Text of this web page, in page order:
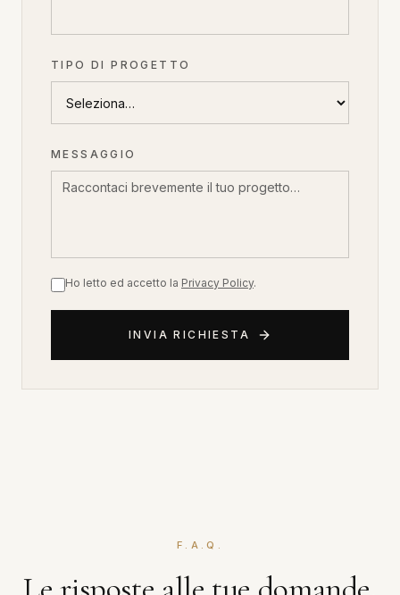
TIPO DI PROGETTO
MESSAGGIO
Ho letto ed accetto la Privacy Policy.
INVIA RICHIESTA
F.A.Q.